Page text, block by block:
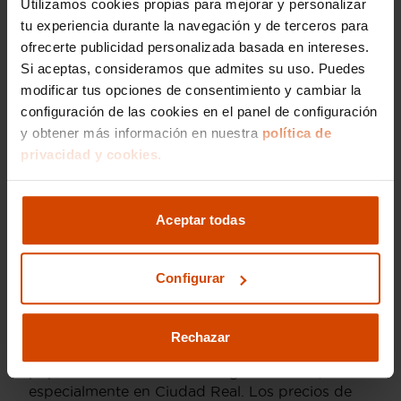
Utilizamos cookies propias para mejorar y personalizar
tu experiencia durante la navegación y de terceros para
ofrecerte publicidad personalizada basada en intereses.
Si aceptas, consideramos que admites su uso. Puedes
modificar tus opciones de consentimiento y cambiar la
configuración de las cookies en el panel de configuración
y obtener más información en nuestra política de
privacidad y cookies.
Aceptar todas
Configurar
Rechazar
rendimiento y economía, convirtiéndose en una
elección popular entre los compradores urbanos.
En Flexicar, cadaOpel Crossland X de segunda
manodisponible ha sido revisado y cuenta con
la garantía de calidad que nos caracteriza,
asegurando una experiencia de compra
satisfactoria y sin preocupaciones.
Precio medio de los
Opel Crossland X de
segunda mano en
Ciudad Real
especialmente en Ciudad Real. Los precios de